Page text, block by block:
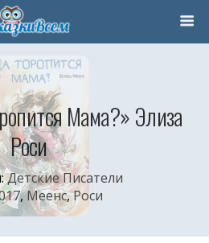
Мама?» Элиза
Роси
Детские Писатели
,Меенс,Роси